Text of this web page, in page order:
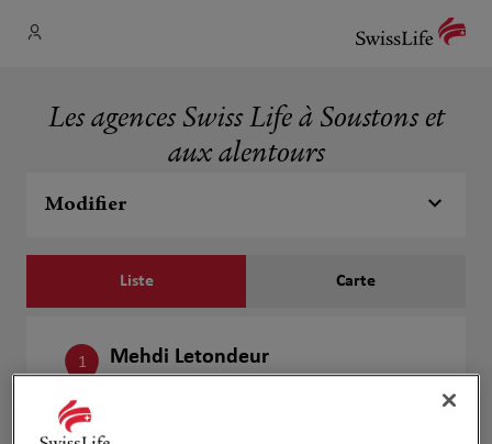
Les agences Swiss Life à Soustons et
aux alentours
Modifier
Liste Carte
1
249 m
Mehdi Letondeur